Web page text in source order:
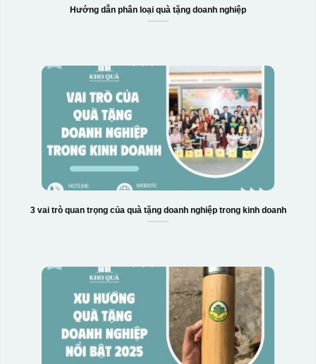
Hộp xi 2 cốc
Hướng dẫn phân loại quà tặng doanh nghiệp
3 vai trò quan trọng của quà tặng doanh nghiệp trong kinh doanh